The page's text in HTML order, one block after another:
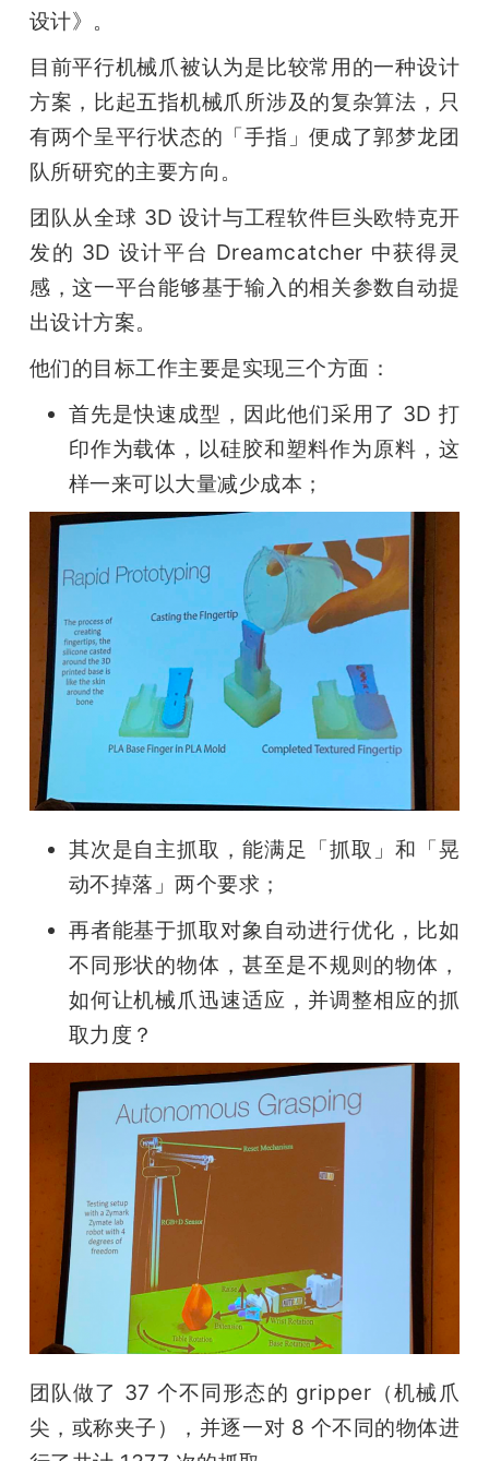
设计》。
目前平行机械爪被认为是比较常用的一种设计
方案，比起五指机械爪所涉及的复杂算法，只
有两个呈平行状态的「手指」便成了郭梦龙团
队所研究的主要方向。
团队从全球 3D 设计与工程软件巨头欧特克开
发的 3D 设计平台 Dreamcatcher 中获得灵
感，这一平台能够基于输入的相关参数自动提
出设计方案。
他们的目标工作主要是实现三个方面：
首先是快速成型，因此他们采用了 3D 打
印作为载体，以硅胶和塑料作为原料，这
样一来可以大量减少成本；
其次是自主抓取，能满足「抓取」和「晃
动不掉落」两个要求；
再者能基于抓取对象自动进行优化，比如
不同形状的物体，甚至是不规则的物体，
如何让机械爪迅速适应，并调整相应的抓
取力度？
团队做了 37 个不同形态的 gripper（机械爪
尖，或称夹子），并逐一对 8 个不同的物体进